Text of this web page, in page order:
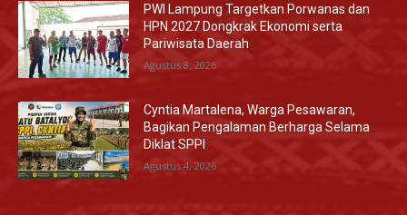
PWI Lampung Targetkan Porwanas dan
HPN 2027 Dongkrak Ekonomi serta
Pariwisata Daerah
Agustus 8, 2026
Cyntia Martalena, Warga Pesawaran,
Bagikan Pengalaman Berharga Selama
Diklat SPPI
Agustus 4, 2026